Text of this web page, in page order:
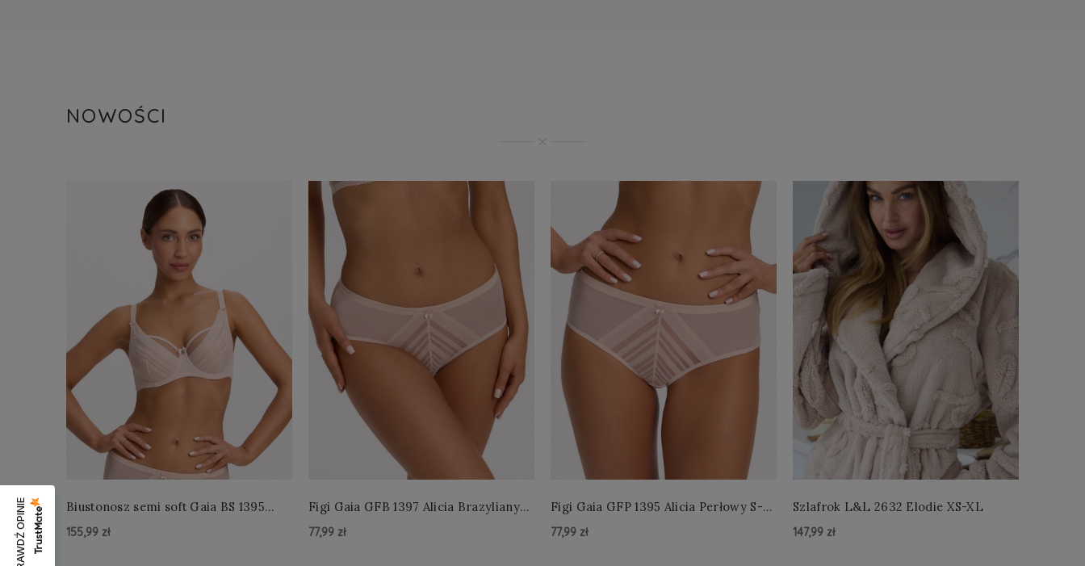
NOWOŚCI
Biustonosz semi soft Gaia BS 1395
155,99 zł
Figi Gaia GFB 1397 Alicia Brazyliany
77,99 zł
Figi Gaia GFP 1395 Alicia Perłowy S-
77,99 zł
Szlafrok L&L 2632 Elodie XS-XL
147,99 zł
SPRAWDŹ OPINIE